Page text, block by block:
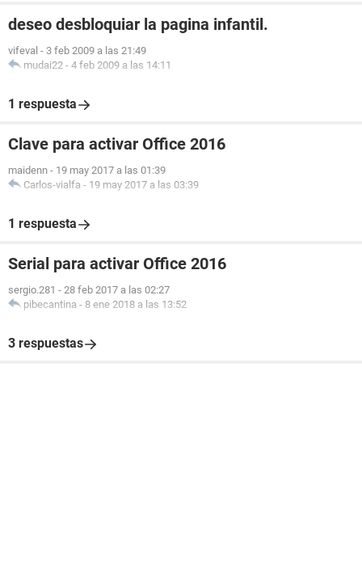
deseo desbloquiar la pagina infantil.
vifeval - 3 feb 2009 a las 21:49
mudai22 - 4 feb 2009 a las 14:11
1 respuesta
Clave para activar Office 2016
maidenn - 19 may 2017 a las 01:39
Carlos-vialfa - 19 may 2017 a las 03:39
1 respuesta
Serial para activar Office 2016
sergio.281 - 28 feb 2017 a las 02:27
pibecantina - 8 ene 2018 a las 13:52
3 respuestas